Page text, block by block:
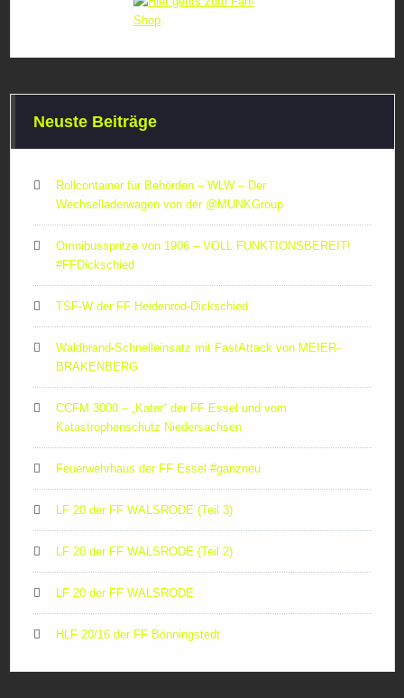
Neuste Beiträge
Rollcontainer für Behörden – WLW – Der
Wechselladerwagen von der ‪@MUNKGroup‬
Omnibusspritze von 1906 – VOLL FUNKTIONSBEREIT!
#FFDickschied
TSF-W der FF Heidenrod-Dickschied
Waldbrand-Schnelleinsatz mit FastAttack von MEIER-
BRAKENBERG
CCFM 3000 – „Kater“ der FF Essel und vom
Katastrophenschutz Niedersachsen
Feuerwehrhaus der FF Essel #ganzneu
LF 20 der FF WALSRODE (Teil 3)
LF 20 der FF WALSRODE (Teil 2)
LF 20 der FF WALSRODE
HLF 20/16 der FF Bönningstedt